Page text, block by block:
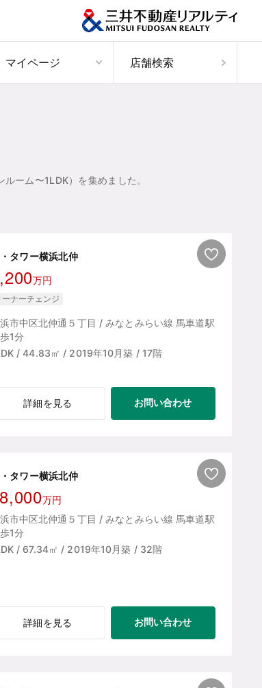
マイページ 店舗検索
ーム〜1LDK）を集めました。
タワー横浜北仲
万円
ーナーチェンジ
市中区北仲通５丁目 / みなとみらい線 馬車道駅
1分
/ 44.83㎡ / 2019年10月築 / 17階
詳細を見る お問い合わせ
タワー横浜北仲
万円
市中区北仲通５丁目 / みなとみらい線 馬車道駅
1分
/ 67.34㎡ / 2019年10月築 / 32階
詳細を見る お問い合わせ